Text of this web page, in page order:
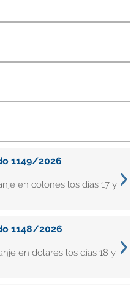
1149/2026
en colones los días 17 y
1148/2026
en dólares los días 18 y